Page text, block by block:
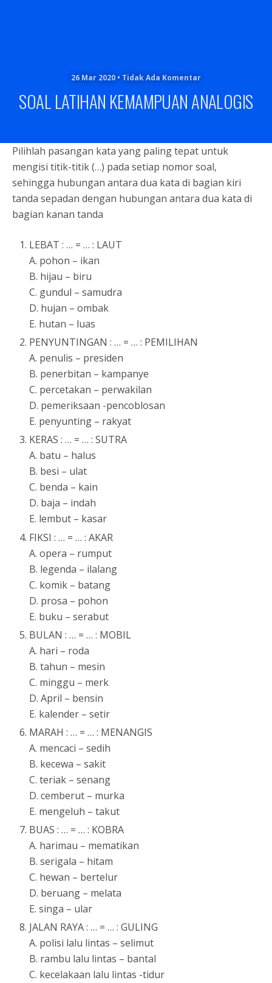
26 Mar 2020 • Tidak Ada Komentar
SOAL LATIHAN KEMAMPUAN ANALOGIS
Pilihlah pasangan kata yang paling tepat untuk
mengisi titik-titik (…) pada setiap nomor soal,
sehingga hubungan antara dua kata di bagian kiri
tanda sepadan dengan hubungan antara dua kata di
bagian kanan tanda
LEBAT : … = … : LAUT
A. pohon – ikan
B. hijau – biru
C. gundul – samudra
D. hujan – ombak
E. hutan – luas
PENYUNTINGAN : … = … : PEMILIHAN
A. penulis – presiden
B. penerbitan – kampanye
C. percetakan – perwakilan
D. pemeriksaan -pencoblosan
E. penyunting – rakyat
KERAS : … = … : SUTRA
A. batu – halus
B. besi – ulat
C. benda – kain
D. baja – indah
E. lembut – kasar
FIKSI : … = … : AKAR
A. opera – rumput
B. legenda – ilalang
C. komik – batang
D. prosa – pohon
E. buku – serabut
BULAN : … = … : MOBIL
A. hari – roda
B. tahun – mesin
C. minggu – merk
D. April – bensin
E. kalender – setir
MARAH : … = … : MENANGIS
A. mencaci – sedih
B. kecewa – sakit
C. teriak – senang
D. cemberut – murka
E. mengeluh – takut
BUAS : … = … : KOBRA
A. harimau – mematikan
B. serigala – hitam
C. hewan – bertelur
D. beruang – melata
E. singa – ular
JALAN RAYA : … = … : GULING
A. polisi lalu lintas – selimut
B. rambu lalu lintas – bantal
C. kecelakaan lalu lintas -tidur